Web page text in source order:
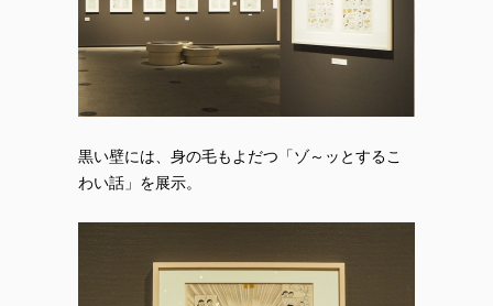
黒い壁には、身の毛もよだつ「ゾ～ッとするこ
わい話」を展示。